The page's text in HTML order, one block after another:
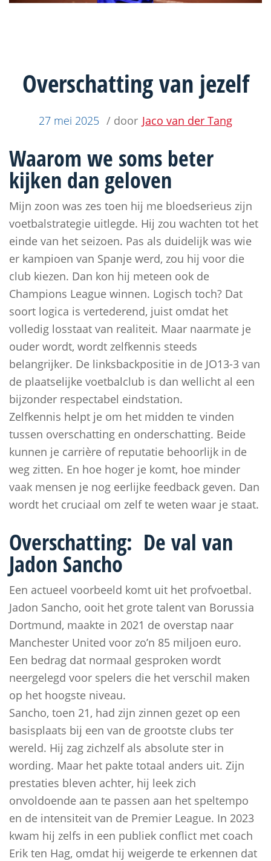
Overschatting van jezelf
27 mei 2025 / door Jaco van der Tang
Waarom we soms beter
kijken dan geloven
Mijn zoon was zes toen hij me bloedserieus zijn
voetbalstrategie uitlegde. Hij zou wachten tot het
einde van het seizoen. Pas als duidelijk was wie
er kampioen van Spanje werd, zou hij voor die
club kiezen. Dan kon hij meteen ook de
Champions League winnen. Logisch toch? Dat
soort logica is vertederend, juist omdat het
volledig losstaat van realiteit. Maar naarmate je
ouder wordt, wordt zelfkennis steeds
belangrijker. De linksbackpositie in de JO13-3 van
de plaatselijke voetbalclub is dan wellicht al een
bijzonder respectabel eindstation.
Zelfkennis helpt je om het midden te vinden
tussen overschatting en onderschatting. Beide
kunnen je carrière of reputatie behoorlijk in de
weg zitten. En hoe hoger je komt, hoe minder
vaak mensen je nog eerlijke feedback geven. Dan
wordt het cruciaal om zelf te weten waar je staat.
Overschatting: De val van
Jadon Sancho
Een actueel voorbeeld komt uit het profvoetbal.
Jadon Sancho, ooit het grote talent van Borussia
Dortmund, maakte in 2021 de overstap naar
Manchester United voor zo’n 85 miljoen euro.
Een bedrag dat normaal gesproken wordt
neergelegd voor spelers die het verschil maken
op het hoogste niveau.
Sancho, toen 21, had zijn zinnen gezet op een
basisplaats bij een van de grootste clubs ter
wereld. Hij zag zichzelf als absolute ster in
wording. Maar het pakte totaal anders uit. Zijn
prestaties bleven achter, hij leek zich
onvoldoende aan te passen aan het speltempo
en de intensiteit van de Premier League. In 2023
kwam hij zelfs in een publiek conflict met coach
Erik ten Hag, omdat hij weigerde te erkennen dat